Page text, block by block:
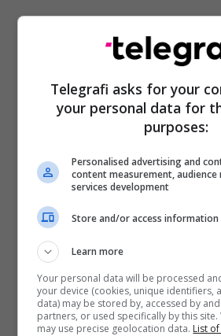
Telegrafi asks for your
your personal data for
purposes:
Personalised advertising and
content measurement, audience
services development
Store and/or access information
Learn more
Your personal data will be processed
your device (cookies, unique identifiers,
data) may be stored by, accessed by
partners, or used specifically by this
may use precise geolocation data. List